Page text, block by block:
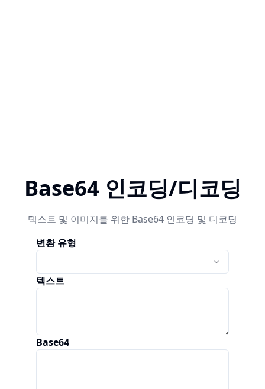
Base64 인코딩/디코딩
텍스트 및 이미지를 위한 Base64 인코딩 및 디코딩
변환 유형
텍스트
Base64